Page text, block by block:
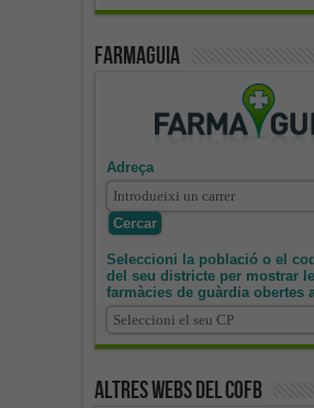
Farmaguia
Adreça
Seleccioni la població o el
del seu districte per mostrar
farmàcies de guàrdia obertes
Altres webs del COFB